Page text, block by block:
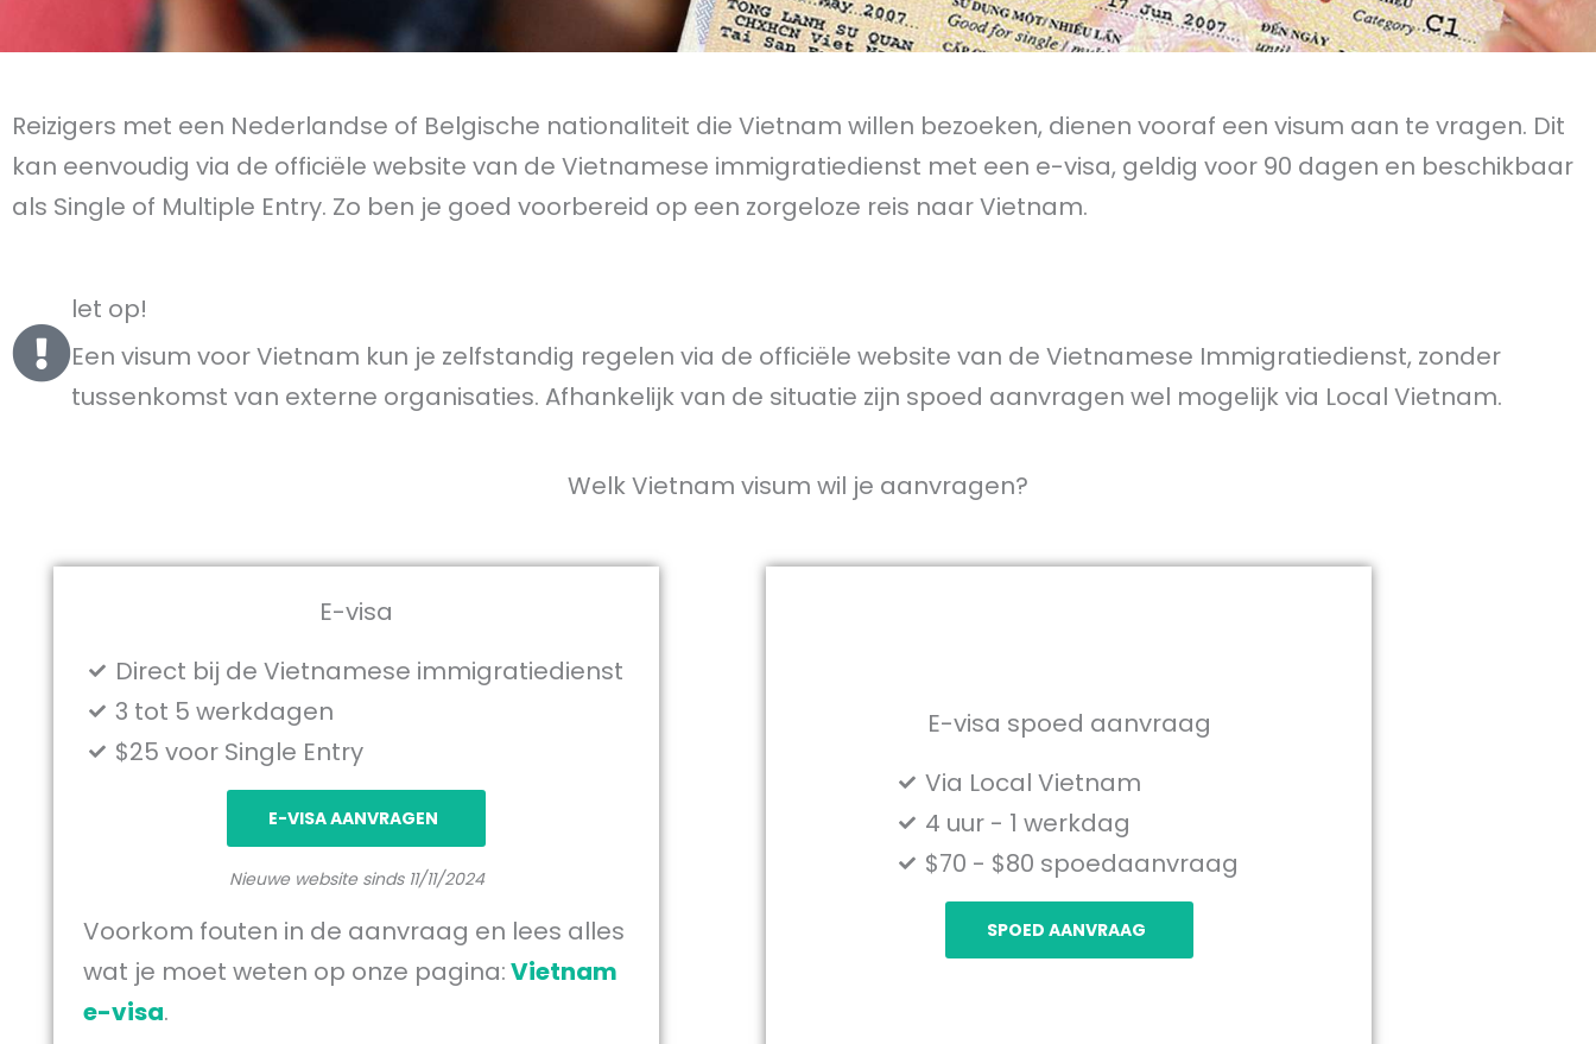
Reizigers met een Nederlandse of Belgische nationaliteit die Vietnam willen bezoeken, dienen vooraf een visum aan te vragen. Dit
kan eenvoudig via de officiële website van de Vietnamese immigratiedienst met een e-visa, geldig voor 90 dagen en beschikbaar
als Single of Multiple Entry. Zo ben je goed voorbereid op een zorgeloze reis naar Vietnam.
let op!
Een visum voor Vietnam kun je zelfstandig regelen via de officiële website van de Vietnamese Immigratiedienst, zonder
tussenkomst van externe organisaties. Afhankelijk van de situatie zijn spoed aanvragen wel mogelijk via Local Vietnam.
Welk Vietnam visum wil je aanvragen?
E-visa
Direct bij de Vietnamese immigratiedienst
3 tot 5 werkdagen
$25 voor Single Entry
E-VISA AANVRAGEN
Nieuwe website sinds 11/11/2024
Voorkom fouten in de aanvraag en lees alles
wat je moet weten op onze pagina:Vietnam
e-visa.
E-visa spoed aanvraag
Via Local Vietnam
4 uur - 1 werkdag
$70 - $80 spoedaanvraag
SPOED AANVRAAG